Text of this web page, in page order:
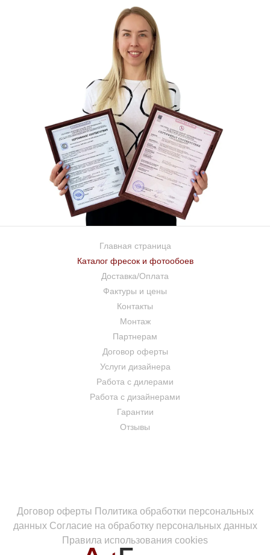
Главная страница
Каталог фресок и фотообоев
Доставка/Оплата
Фактуры и цены
Контакты
Монтаж
Партнерам
Договор оферты
Услуги дизайнера
Работа с дилерами
Работа с дизайнерами
Гарантии
Отзывы
Договор оферты Политика обработки персональных
данных Согласие на обработку персональных данных
Правила использования cookies